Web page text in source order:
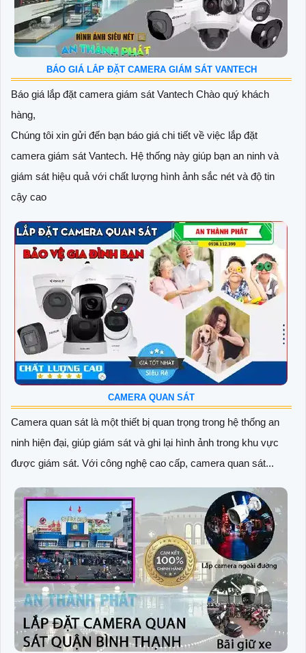
BÁO GIÁ LẮP ĐẶT CAMERA GIÁM SÁT VANTECH
Báo giá lắp đặt camera giám sát Vantech Chào quý khách
hàng,
Chúng tôi xin gửi đến bạn báo giá chi tiết về việc lắp đặt
camera giám sát Vantech. Hệ thống này giúp bạn an ninh và
giám sát hiệu quả với chất lượng hình ảnh sắc nét và độ tin
cậy cao
CAMERA QUAN SÁT
Camera quan sát là một thiết bị quan trọng trong hệ thống an
ninh hiện đại, giúp giám sát và ghi lại hình ảnh trong khu vực
được giám sát. Với công nghệ cao cấp, camera quan sát...